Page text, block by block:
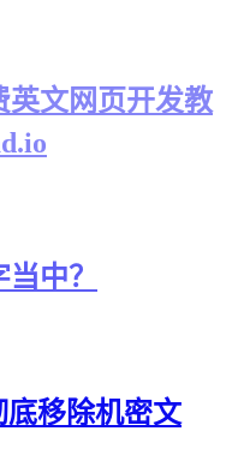
英文网页开发教
中？
移除机密文